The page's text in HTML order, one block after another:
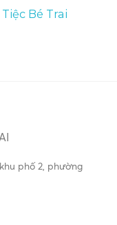
Bé Trai
phố 2, phường